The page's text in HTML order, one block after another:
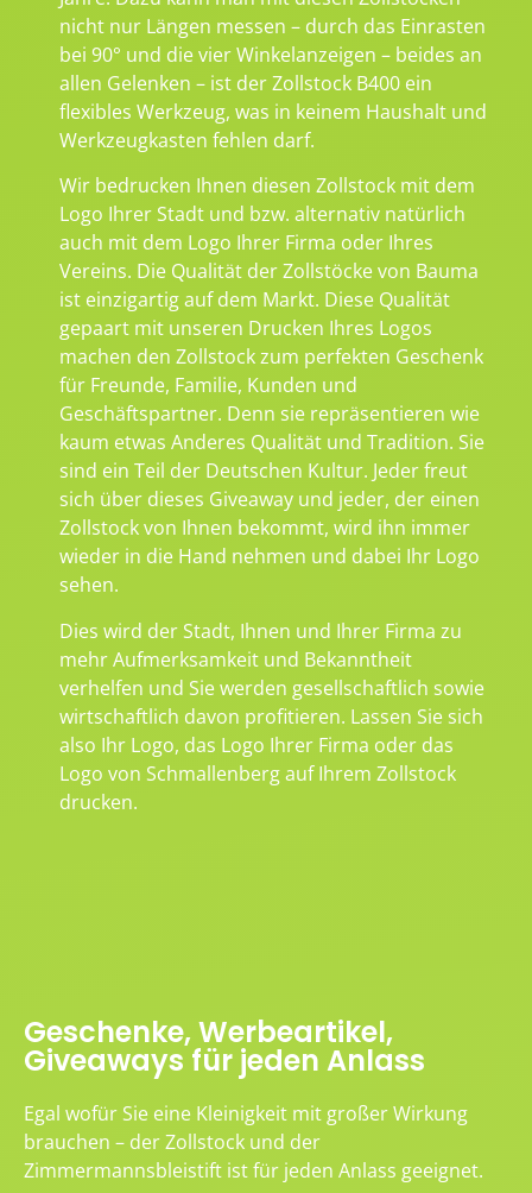
nicht nur Längen messen – durch das Einrasten
bei 90° und die vier Winkelanzeigen – beides an
allen Gelenken – ist der Zollstock B400 ein
flexibles Werkzeug, was in keinem Haushalt und
Werkzeugkasten fehlen darf.
Wir bedrucken Ihnen diesen Zollstock mit dem
Logo Ihrer Stadt und bzw. alternativ natürlich
auch mit dem Logo Ihrer Firma oder Ihres
Vereins. Die Qualität der Zollstöcke von Bauma
ist einzigartig auf dem Markt. Diese Qualität
gepaart mit unseren Drucken Ihres Logos
machen den Zollstock zum perfekten Geschenk
für Freunde, Familie, Kunden und
Geschäftspartner. Denn sie repräsentieren wie
kaum etwas Anderes Qualität und Tradition. Sie
sind ein Teil der Deutschen Kultur. Jeder freut
sich über dieses Giveaway und jeder, der einen
Zollstock von Ihnen bekommt, wird ihn immer
wieder in die Hand nehmen und dabei Ihr Logo
sehen.
Dies wird der Stadt, Ihnen und Ihrer Firma zu
mehr Aufmerksamkeit und Bekanntheit
verhelfen und Sie werden gesellschaftlich sowie
wirtschaftlich davon profitieren. Lassen Sie sich
also Ihr Logo, das Logo Ihrer Firma oder das
Logo von Schmallenberg auf Ihrem Zollstock
drucken.
Geschenke, Werbeartikel,
Giveaways für jeden Anlass
Egal wofür Sie eine Kleinigkeit mit großer Wirkung
brauchen – der Zollstock und der
Zimmermannsbleistift ist für jeden Anlass geeignet.